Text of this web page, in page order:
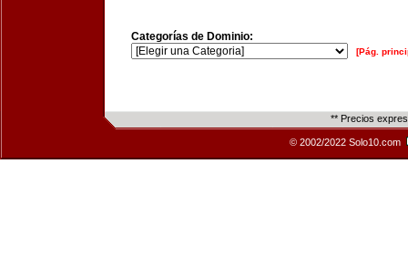
Categorías de Dominio:
[Pág.
** Precios
© 2002/2022 Solo10.com